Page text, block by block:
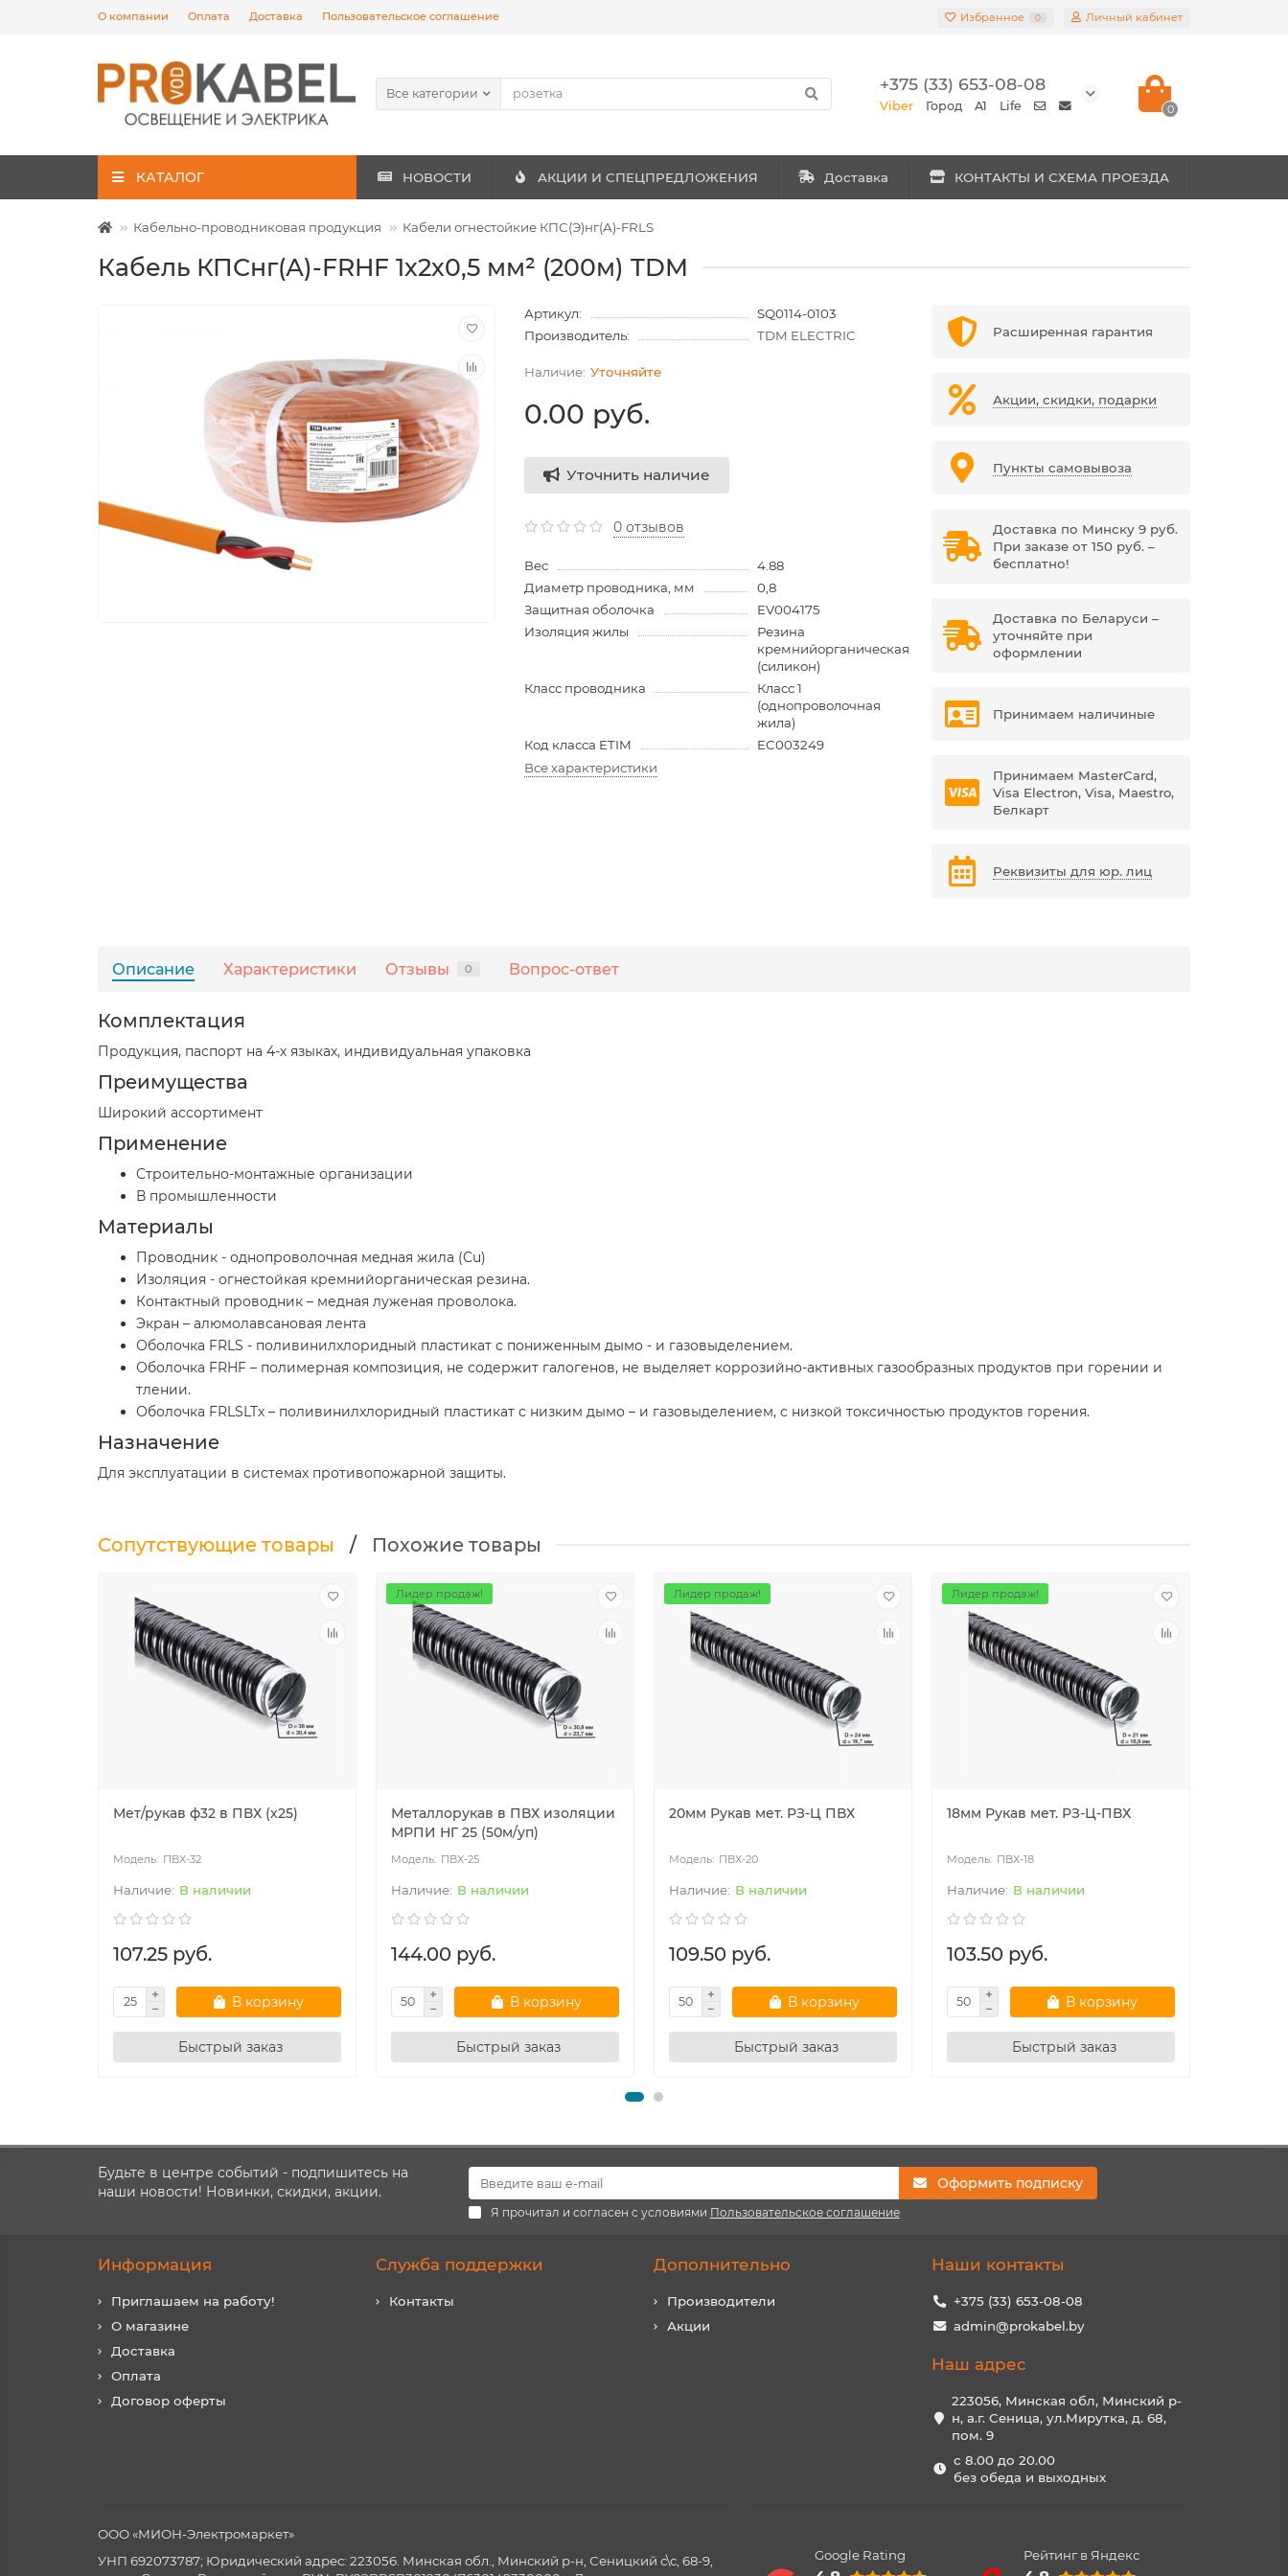
О компании Оплата Доставка Пользовательское соглашение Избранное 0 Личный кабинет
Все категории +375 (33) 653-08-08
Viber Город A1 Life 0
КАТАЛОГ НОВОСТИ АКЦИИ И СПЕЦПРЕДЛОЖЕНИЯ Доставка КОНТАКТЫ И СХЕМА ПРОЕЗДА
Кабельно-проводниковая продукция Кабели огнестойкие КПС(Э)нг(А)-FRLS
Кабель КПСнг(А)-FRHF 1х2х0,5 мм² (200м) TDM
Артикул:
SQ0114-0103
Производитель:
TDM ELECTRIC
Уточняйте
0.00 руб.
Уточнить наличие
0 отзывов
Вес
4.88
Диаметр проводника, мм
0,8
Защитная оболочка
EV004175
Изоляция жилы
Резина
кремнийорганическая
(силикон)
Класс проводника
Класс 1
(однопроволочная
жила)
Код класса ETIM
EC003249
Все характеристики
Расширенная гарантия
Акции, скидки, подарки
Пункты самовывоза
Доставка по Минску 9 руб.
При заказе от 150 руб. –
бесплатно!
Доставка по Беларуси –
уточняйте при
оформлении
Принимаем наличиные
Принимаем MasterCard,
Visa Electron, Visa, Maestro,
Белкарт
Реквизиты для юр. лиц
Описание Характеристики Отзывы 0 Вопрос-ответ
Комплектация
Продукция, паспорт на 4-х языках, индивидуальная упаковка
Преимущества
Широкий ассортимент
Применение
Cтроительно-монтажные организации
В промышленности
Материалы
Проводник - однопроволочная медная жила (Cu)
Изоляция - огнестойкая кремнийорганическая резина.
Контактный проводник – медная луженая проволока.
Экран – алюмолавсановая лента
Оболочка FRLS - поливинилхлоридный пластикат с пониженным дымо - и газовыделением.
Оболочка FRHF – полимерная композиция, не содержит галогенов, не выделяет коррозийно-активных газообразных продуктов при горении и
тлении.
Оболочка FRLSLTx – поливинилхлоридный пластикат с низким дымо – и газовыделением, с низкой токсичностью продуктов горения.
Назначение
Для эксплуатации в системах противопожарной защиты.
Сопутствующие товары / Похожие товары
Мет/рукав ф32 в ПВХ (х25)
ПВХ-32
В наличии
107.25 руб.
В корзину
Быстрый заказ
Лидер продаж!
Металлорукав в ПВХ изоляции
МРПИ НГ 25 (50м/уп)
ПВХ-25
В наличии
144.00 руб.
В корзину
Быстрый заказ
Лидер продаж!
20мм Рукав мет. РЗ-Ц ПВХ
ПВХ-20
В наличии
109.50 руб.
В корзину
Быстрый заказ
Лидер продаж!
18мм Рукав мет. РЗ-Ц-ПВХ
ПВХ-18
В наличии
103.50 руб.
В корзину
Быстрый заказ
Будьте в центре событий - подпишитесь на
наши новости! Новинки, скидки, акции.
Оформить подписку
Я прочитал и согласен с условиями Пользовательское соглашение
Информация
Приглашаем на работу!
О магазине
Доставка
Оплата
Договор оферты
Служба поддержки
Контакты
Дополнительно
Производители
Акции
Наши контакты
+375 (33) 653-08-08
admin@prokabel.by
Наш адрес
223056, Минская обл, Минский р-
н, а.г. Сеница, ул.Мирутка, д. 68,
пом. 9
с 8.00 до 20.00
без обеда и выходных
ООО «МИОН-Электромаркет»
УНП 692073787; Юридический адрес: 223056. Минская обл., Минский р-н, Сеницкий с\с, 68-9,
Google Rating Рейтинг в Яндекс